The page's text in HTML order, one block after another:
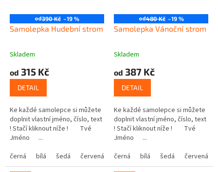
od390 Kč –19 %
Samolepka Hudební strom
Skladem
od 315 Kč
DETAIL
Ke každé samolepce si můžete
doplnit vlastní jméno, číslo, text
! Stačí kliknout níže ! Tvé
Jméno ...
černá
bílá šedá červená modrá žlutá zelená růžová
od480 Kč –19 %
Samolepka Vánoční strom
Skladem
od 387 Kč
DETAIL
Ke každé samolepce si můžete
doplnit vlastní jméno, číslo, text
! Stačí kliknout níže ! Tvé
Jméno ...
černá
bílá šedá červená